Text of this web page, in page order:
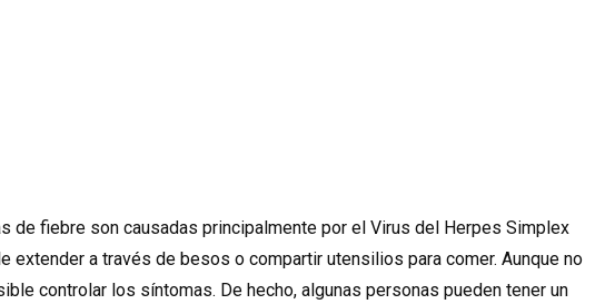
de fiebre son causadas principalmente por el Virus del Herpes Simplex
extender a través de besos o compartir utensilios para comer. Aunque no
controlar los síntomas. De hecho, algunas personas pueden tener un